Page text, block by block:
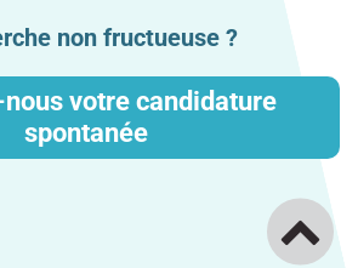
non fructueuse ?
nous votre candidature
spontanée